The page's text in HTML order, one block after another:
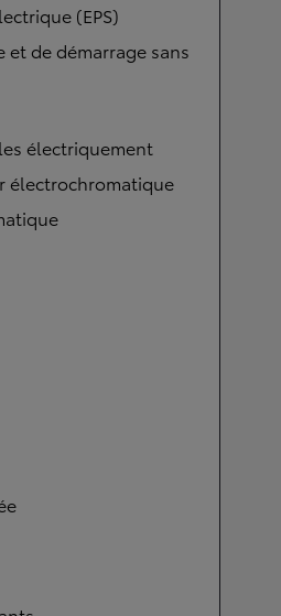
(EPS)
et de démarrage sans
électriquement
électrochromatique